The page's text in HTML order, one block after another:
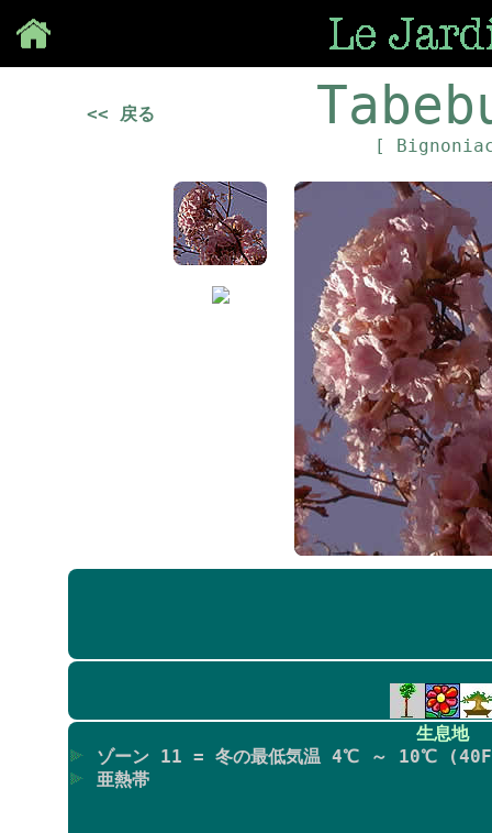
<< 戻る
[
生息地
ゾーン 11 = 冬の最低気温 4℃ ～ 10℃
亜熱帯